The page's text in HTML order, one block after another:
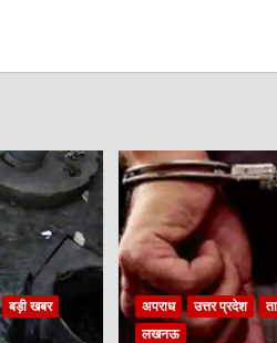
बड़ी खबर अपराध उत्तर प्रदेश
लखनऊ